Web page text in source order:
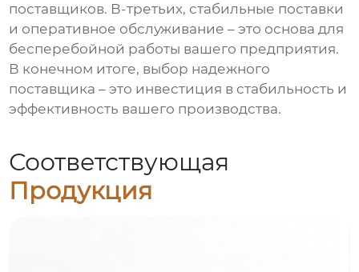
поставщиков. В-третьих, стабильные поставки
и оперативное обслуживание – это основа для
бесперебойной работы вашего предприятия.
В конечном итоге, выбор надежного
поставщика – это инвестиция в стабильность и
эффективность вашего производства.
Соответствующая
Продукция